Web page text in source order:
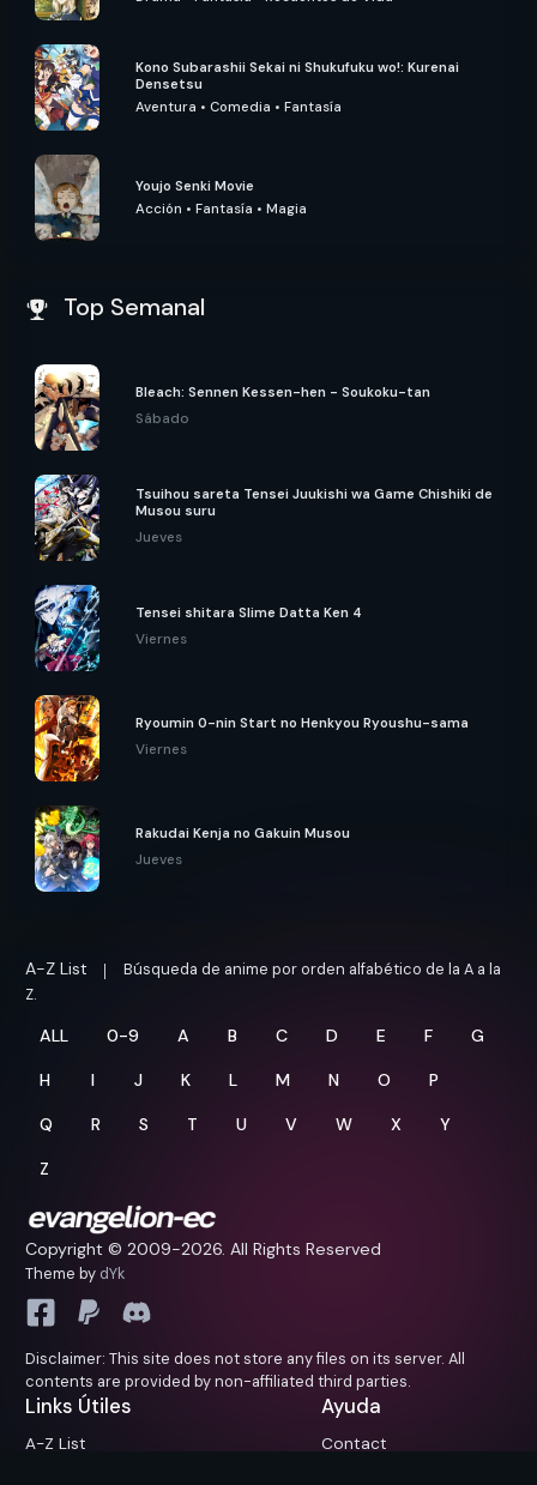
Kono Subarashii Sekai ni Shukufuku wo!: Kurenai
Densetsu
Aventura •Comedia •Fantasía
Youjo Senki Movie
Acción •Fantasía •Magia
Top Semanal
Bleach: Sennen Kessen-hen - Soukoku-tan
Sábado
Tsuihou sareta Tensei Juukishi wa Game Chishiki de
Musou suru
Jueves
Tensei shitara Slime Datta Ken 4
Viernes
Ryoumin 0-nin Start no Henkyou Ryoushu-sama
Viernes
Rakudai Kenja no Gakuin Musou
Jueves
A-Z List
Búsqueda de anime por orden alfabético de la A a la
Z.
ALL 0-9 A B C D E F G
H I J K L M N O P
Q R S T U V W X Y
Z
Copyright © 2009-2026. All Rights Reserved
Theme by dYk
Disclaimer: This site does not store any files on its server. All
contents are provided by non-affiliated third parties.
Links Útiles
A-Z List
Ayuda
Contact